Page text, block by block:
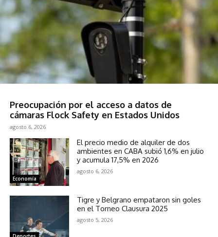
Preocupación por el acceso a datos de
cámaras Flock Safety en Estados Unidos
agosto 6, 2026
Economía
El precio medio de alquiler de dos
ambientes en CABA subió 1,6% en julio
y acumula 17,5% en 2026
agosto 6, 2026
Tigre y Belgrano empataron sin goles
en el Torneo Clausura 2025
agosto 5, 2026